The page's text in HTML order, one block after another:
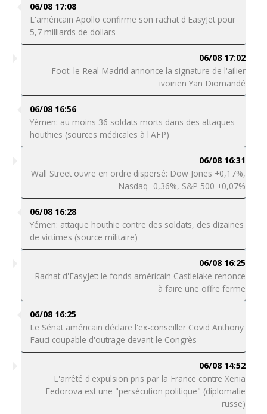
06/08 17:08
L'américain Apollo confirme son rachat d'EasyJet pour
5,7 milliards de dollars
06/08 17:02
Foot: le Real Madrid annonce la signature de l'ailier
ivoirien Yan Diomandé
06/08 16:56
Yémen: au moins 36 soldats morts dans des attaques
houthies (sources médicales à l'AFP)
06/08 16:31
Wall Street ouvre en ordre dispersé: Dow Jones +0,17%,
Nasdaq -0,36%, S&P 500 +0,07%
06/08 16:28
Yémen: attaque houthie contre des soldats, des dizaines
de victimes (source militaire)
06/08 16:25
Rachat d'EasyJet: le fonds américain Castlelake renonce
à faire une offre ferme
06/08 16:25
Le Sénat américain déclare l'ex-conseiller Covid Anthony
Fauci coupable d'outrage devant le Congrès
06/08 14:52
L'arrêté d'expulsion pris par la France contre Xenia
Fedorova est une "persécution politique" (diplomatie
russe)